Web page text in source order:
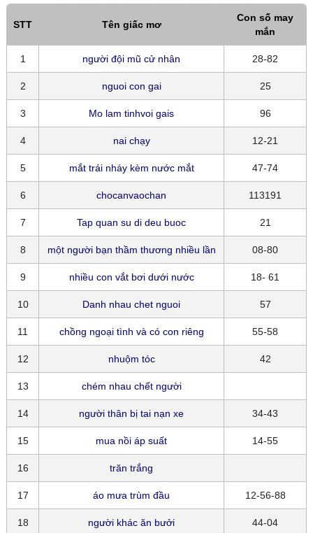
STT Tên giấc mơ
Con số may
mắn
1 người đội mũ cử nhân 28-82
2 nguoi con gai 25
3 Mo lam tinhvoi gais 96
4 nai chạy 12-21
5 mắt trái nháy kèm nước mắt 47-74
6 chocanvaochan 113191
7 Tap quan su di deu buoc 21
8 một người bạn thầm thương nhiều lần 08-80
9 nhiều con vắt bơi dưới nước 18- 61
10 Danh nhau chet nguoi 57
11 chồng ngoại tình và có con riêng 55-58
12 nhuộm tóc 42
13 chém nhau chết người
14 người thân bị tai nạn xe 34-43
15 mua nồi áp suất 14-55
16 trăn trắng
17 áo mưa trùm đầu 12-56-88
18 người khác ăn bưởi 44-04